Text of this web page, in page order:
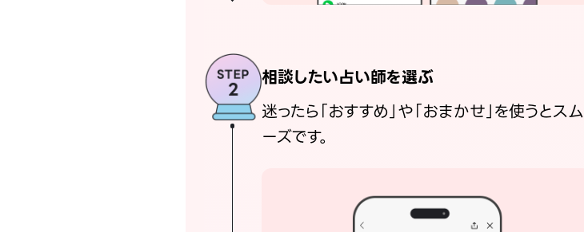
相談したい占い師を選ぶ
迷ったら「おすすめ」や「おまかせ」を使うとスム
ーズです。